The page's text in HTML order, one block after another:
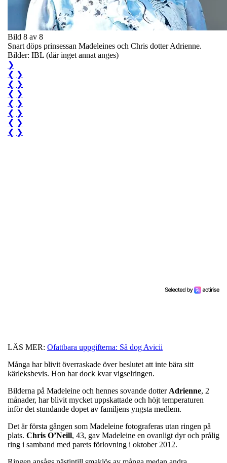
Bild 8 av 8
Snart döps prinsessan Madeleines och Chris dotter Adrienne.
Bilder: IBL (där inget annat anges)
❯
❮ ❯
❮ ❯
❮ ❯
❮ ❯
❮ ❯
❮ ❯
❮ ❯
LÄS MER: Ofattbara uppgifterna: Så dog Avicii
Många har blivit överraskade över beslutet att inte bära sitt
kärleksbevis. Hon har dock kvar vigselringen.
Bilderna på Madeleine och hennes sovande dotter Adrienne, 2
månader, har blivit mycket uppskattade och höjt temperaturen
inför det stundande dopet av familjens yngsta medlem.
Det är första gången som Madeleine fotograferas utan ringen på
plats. Chris O’Neill, 43, gav Madeleine en ovanligt dyr och prålig
ring i samband med parets förlovning i oktober 2012.